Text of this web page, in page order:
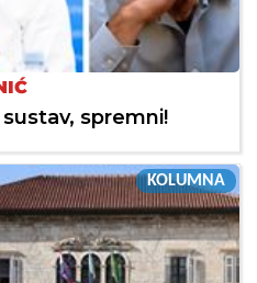
spremni!
KOLUMNA